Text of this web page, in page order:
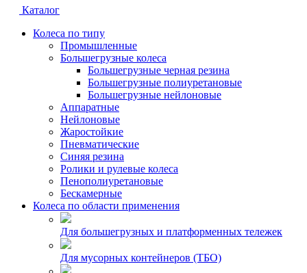
Каталог
Колеса по типу
Промышленные
Большегрузные колеса
Большегрузные черная резина
Большегрузные полиуретановые
Большегрузные нейлоновые
Аппаратные
Нейлоновые
Жаростойкие
Пневматические
Синяя резина
Ролики и рулевые колеса
Пенополиуретановые
Бескамерные
Колеса по области применения
Для большегрузных и платформенных тележек
Для мусорных контейнеров (ТБО)